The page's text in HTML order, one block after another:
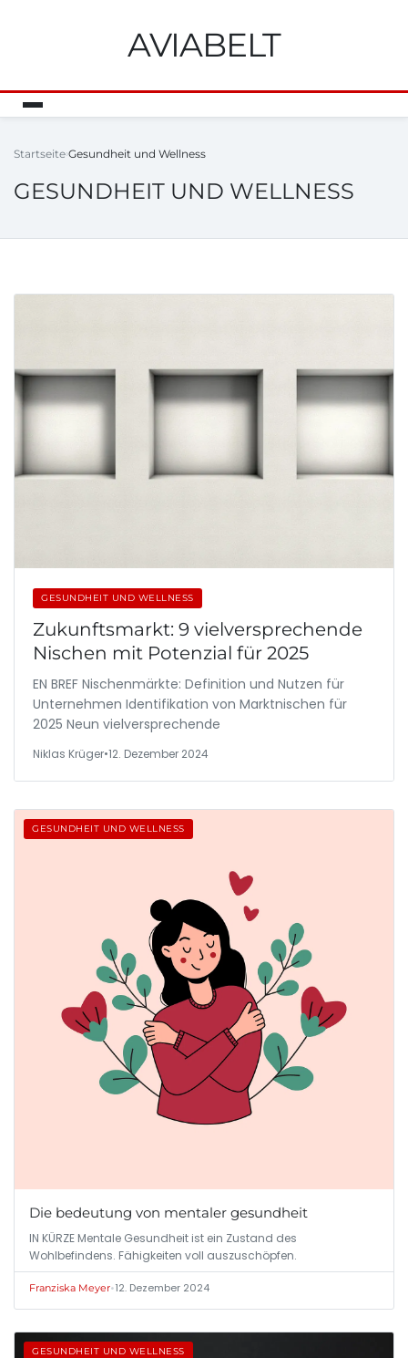
AVIABELT
Startseite Gesundheit und Wellness
GESUNDHEIT UND WELLNESS
GESUNDHEIT UND WELLNESS
Zukunftsmarkt: 9 vielversprechende
Nischen mit Potenzial für 2025
EN BREF Nischenmärkte: Definition und Nutzen für
Unternehmen Identifikation von Marktnischen für
2025 Neun vielversprechende
Niklas Krüger•12. Dezember 2024
GESUNDHEIT UND WELLNESS
Die bedeutung von mentaler gesundheit
IN KÜRZE Mentale Gesundheit ist ein Zustand des
Wohlbefindens. Fähigkeiten voll auszuschöpfen.
Franziska Meyer•12. Dezember 2024
GESUNDHEIT UND WELLNESS